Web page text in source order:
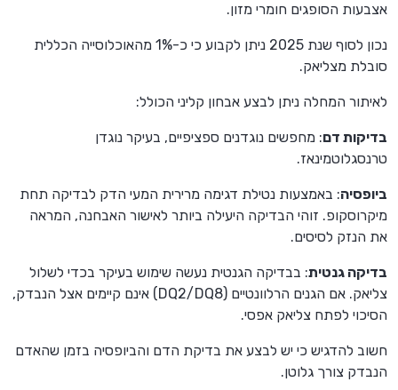
אצבעות הסופגים חומרי מזון.
נכון לסוף שנת 2025 ניתן לקבוע כי כ-1% מהאוכלוסייה הכללית
סובלת מצליאק.
לאיתור המחלה ניתן לבצע אבחון קליני הכולל:
בדיקות דם: מחפשים נוגדנים ספציפיים, בעיקר נוגדן
טרנסגלוטמינאז.
ביופסיה: באמצעות נטילת דגימה מרירית המעי הדק לבדיקה תחת
מיקרוסקופ. זוהי הבדיקה היעילה ביותר לאישור האבחנה, המראה
את הנזק לסיסים.
בדיקה גנטית: בבדיקה הגנטית נעשה שימוש בעיקר בכדי לשלול
צליאק. אם הגנים הרלוונטיים (DQ2/DQ8) אינם קיימים אצל הנבדק,
הסיכוי לפתח צליאק אפסי.
חשוב להדגיש כי יש לבצע את בדיקת הדם והביופסיה בזמן שהאדם
הנבדק צורך גלוטן.